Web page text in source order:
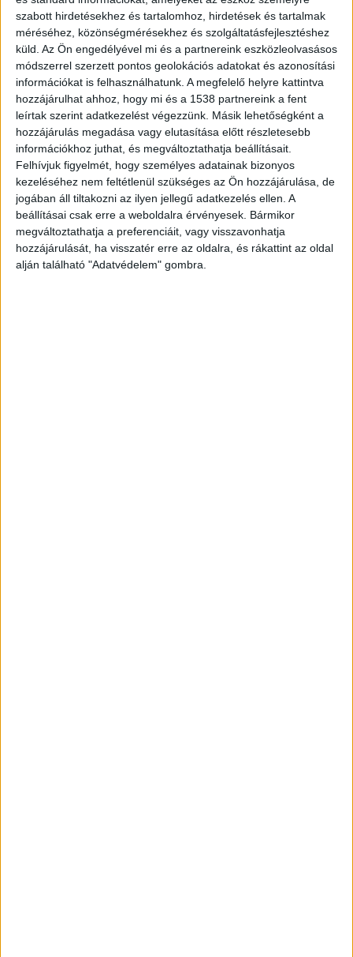
szabott hirdetésekhez és tartalomhoz, hirdetések és tartalmak
méréséhez, közönségmérésekhez és szolgáltatásfejlesztéshez
küld. Az Ön engedélyével mi és a partnereink eszközleolvasásos
módszerrel szerzett pontos geolokációs adatokat és azonosítási
információkat is felhasználhatunk. A megfelelő helyre kattintva
hozzájárulhat ahhoz, hogy mi és a 1538 partnereink a fent
leírtak szerint adatkezelést végezzünk. Másik lehetőségként a
hozzájárulás megadása vagy elutasítása előtt részletesebb
információkhoz juthat, és megváltoztathatja beállításait.
Felhívjuk figyelmét, hogy személyes adatainak bizonyos
kezeléséhez nem feltétlenül szükséges az Ön hozzájárulása, de
jogában áll tiltakozni az ilyen jellegű adatkezelés ellen. A
beállításai csak erre a weboldalra érvényesek. Bármikor
megváltoztathatja a preferenciáit, vagy visszavonhatja
hozzájárulását, ha visszatér erre az oldalra, és rákattint az oldal
alján található "Adatvédelem" gombra.
következhetnek jogi eljárások. Áder János szerint
a jelenlegi helyzet alkotmányos puccsnak, közjogi
szőnyegbombázásnak, hideg polgárháború
kezdetének vagy egy orwelli világ
megérkezésének is nevezhető.A
BudapestKörnyéke.hu hírportál legfrissebb
fővárosi és agglomerációs híreit ide kattintva
éred el!